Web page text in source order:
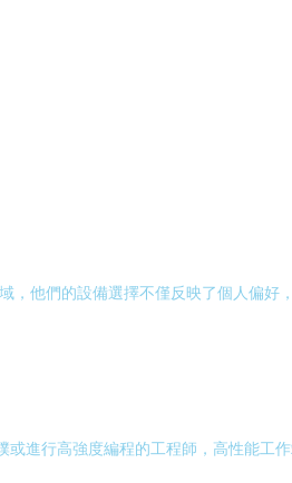
，他們的設備選擇不僅反映了個人偏好
進行高強度編程的工程師，高性能工